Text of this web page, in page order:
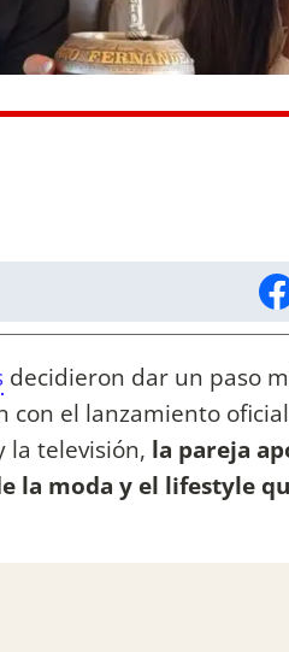
decidieron dar un paso
el lanzamiento
la televisión, la pareja
la moda y el lifestyle